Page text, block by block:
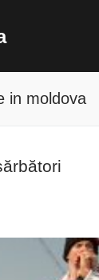
in moldova